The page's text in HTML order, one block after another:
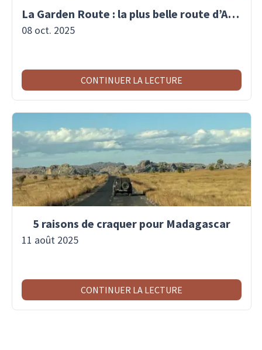
La Garden Route : la plus belle route d’Afrique du Sud
08 oct. 2025
CONTINUER LA LECTURE
5 raisons de craquer pour Madagascar
11 août 2025
CONTINUER LA LECTURE